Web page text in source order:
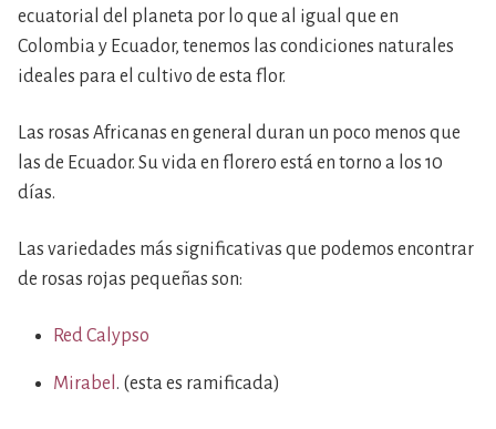
ecuatorial del planeta por lo que al igual que en
Colombia y Ecuador, tenemos las condiciones naturales
ideales para el cultivo de esta flor.
Las rosas Africanas en general duran un poco menos que
las de Ecuador. Su vida en florero está en torno a los 10
días.
Las variedades más significativas que podemos encontrar
de rosas rojas pequeñas son:
Red Calypso
Mirabel . (esta es ramificada)